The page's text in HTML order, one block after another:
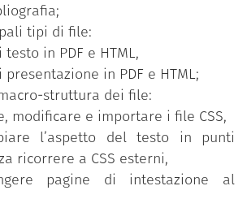
offerti insegnamenti trasversali
linguaggi markup per la stesura
la realizzazione di pagine web. ll
l'adozione di pratiche di Open
attualmente incentivate dalla
e mirano a rendere accessibili
i dati, i metodi e le
delle proprie ricerche. Questo, tra
in maniera determinante ad
dei risultati scientifici a
tipi di file:
in PDF e HTML,
in PDF e HTML;
struttura dei file:
modificare e importare i file CSS,
l’aspetto del testo in punti
ricorrere a CSS esterni,
pagine di intestazione al